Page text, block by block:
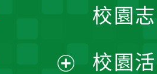
單
校園
校園